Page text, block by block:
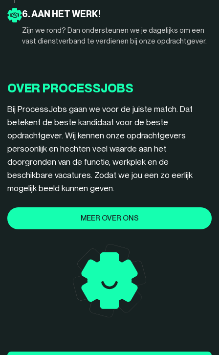
6. AAN HET WERK!
Zijn we rond? Dan ondersteunen we je dagelijks om een
vast dienstverband te verdienen bij onze opdrachtgever.
OVER PROCESSJOBS
Bij ProcessJobs gaan we voor de juiste match. Dat
betekent de beste kandidaat voor de beste
opdrachtgever. Wij kennen onze opdrachtgevers
persoonlijk en hechten veel waarde aan het
doorgronden van de functie, werkplek en de
beschikbare vacatures. Zodat we jou een zo eerlijk
mogelijk beeld kunnen geven.
MEER OVER ONS